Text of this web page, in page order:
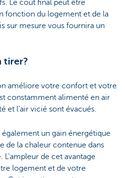
Le coût final peut être
fonction du logement et de la
sur mesure vous fournira un
tirer?
améliore votre confort et votre
constamment alimenté en air
et l'air vicié sont évacués.
un gain énergétique
de la chaleur contenue dans
L'ampleur de cet avantage
logement et de votre